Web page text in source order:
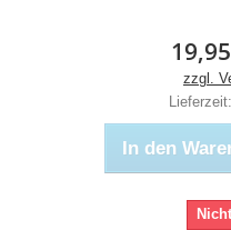
zzgl.
In den